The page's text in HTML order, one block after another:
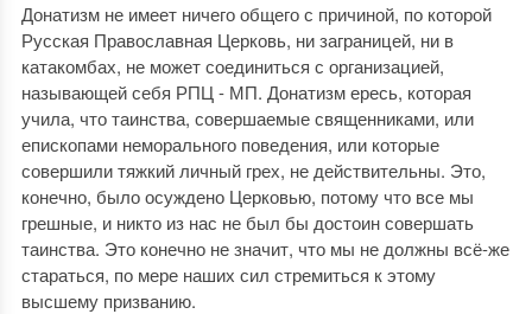
Донатизм не имеет ничего общего с причиной, по которой
Русская Православная Церковь, ни заграницей, ни в
катакомбах, не может соединиться с организацией,
называющей себя РПЦ - МП. Донатизм ересь, которая
учила, что таинства, совершаемые священниками, или
епископами неморального поведения, или которые
совершили тяжкий личный грех, не действительны. Это,
конечно, было осуждено Церковью, потому что все мы
грешные, и никто из нас не был бы достоин совершать
таинства. Это конечно не значит, что мы не должны всё-же
стараться, по мере наших сил стремиться к этому
высшему призванию.